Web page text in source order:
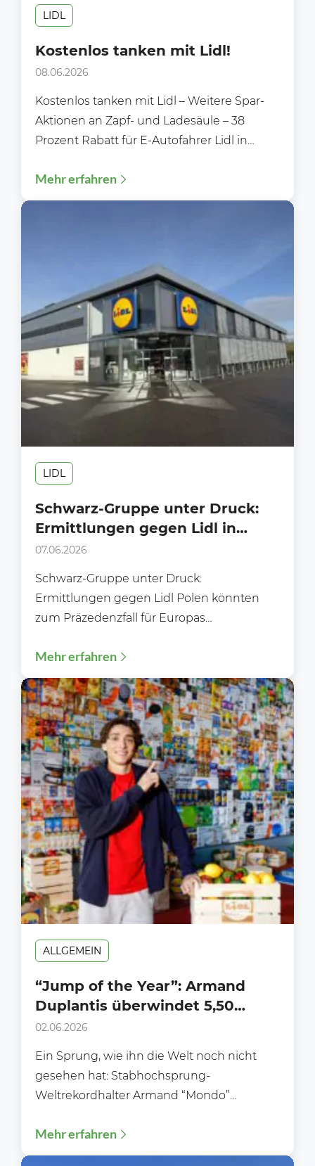
LIDL
Kostenlos tanken mit Lidl!
08.06.2026
Kostenlos tanken mit Lidl – Weitere Spar-
Aktionen an Zapf- und Ladesäule – 38
Prozent Rabatt für E-Autofahrer Lidl in
Mehr erfahren
LIDL
Schwarz-Gruppe unter Druck:
Ermittlungen gegen Lidl in
Polen
07.06.2026
Schwarz-Gruppe unter Druck:
Ermittlungen gegen Lidl Polen könnten
zum Präzedenzfall für Europas
Abwerbeverbote erschüttert einen der
wichtigsten Lidl-Märkte...
Mehr erfahren
ALLGEMEIN
“Jump of the Year”: Armand
Duplantis überwindet 5,50
Meter hohe Wand aus Lidl-
02.06.2026
Ein Sprung, wie ihn die Welt noch nicht
gesehen hat: Stabhochsprung-
Weltrekordhalter Armand “Mondo”
außergewöhnliche Herausforderung
gemeistert und...
Mehr erfahren